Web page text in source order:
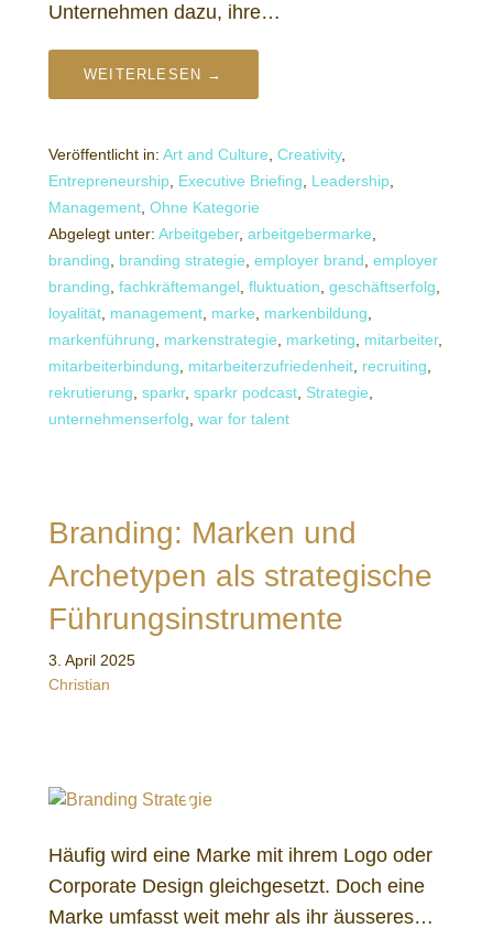
Unternehmen dazu, ihre…
WEITERLESEN →
Veröffentlicht in: Art and Culture, Creativity,
Entrepreneurship, Executive Briefing, Leadership,
Management, Ohne Kategorie
Abgelegt unter: Arbeitgeber, arbeitgebermarke,
branding, branding strategie, employer brand, employer
branding, fachkräftemangel, fluktuation, geschäftserfolg,
loyalität, management, marke, markenbildung,
markenführung, markenstrategie, marketing, mitarbeiter,
mitarbeiterbindung, mitarbeiterzufriedenheit, recruiting,
rekrutierung, sparkr, sparkr podcast, Strategie,
unternehmenserfolg, war for talent
Branding: Marken und
Archetypen als strategische
Führungsinstrumente
3. April 2025
Christian
Häufig wird eine Marke mit ihrem Logo oder
Corporate Design gleichgesetzt. Doch eine
Marke umfasst weit mehr als ihr äusseres…